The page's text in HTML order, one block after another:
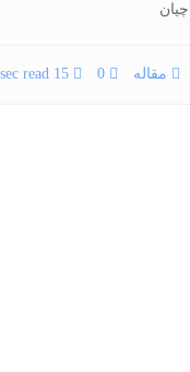
مقاله 0
15 sec read